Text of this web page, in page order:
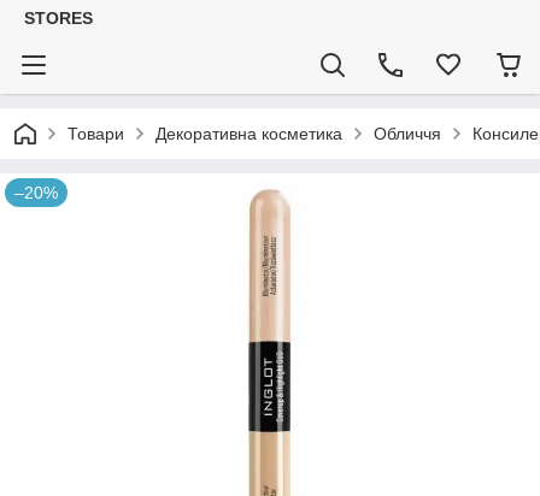
STORES
Товари Декоративна косметика Обличчя
–20%